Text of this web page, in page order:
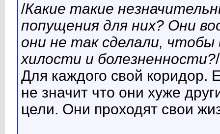
/Какие такие
попущения для них? Они
они не так сделали, чтобы
хилости и болезненности?/
Для каждого свой коридор.
не значит что они хуже
цели. Они проходят свои